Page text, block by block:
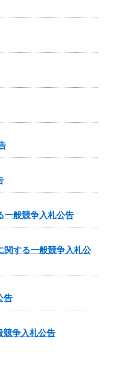
般競争入札公告
関する一般競争入札公
告
争入札公告